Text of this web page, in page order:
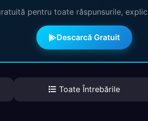
pentru toate răspunsurile,
Descarcă Gratuit
Toate Întrebările